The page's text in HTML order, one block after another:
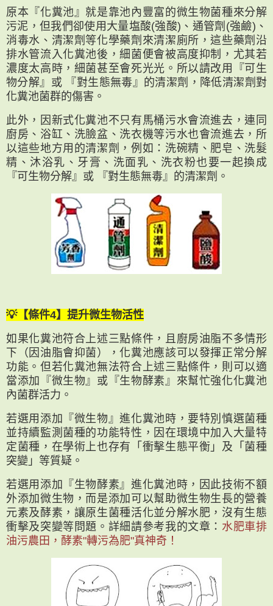
原本『化糞池』就是靠池內豐富的微生物菌種來分解
污泥，但我們卻使用大量塩酸(強酸)、通管劑(強鹼)、
消毒水、清潔劑等化學藥劑來清潔廁所，這些藥劑沿
排水管流入化糞池後，細菌便會被高度抑制，尤其若
濃度太高時，細菌甚至會死光光。所以請改用『可生
物分解』或 『對生態無毒』的清潔劑，降低清潔劑對
化糞池菌群的傷害。
此外，因新式化糞池不只有馬桶污水會流進去，連同
廚房、浴缸、洗臉盆、洗衣機等污水也會流進去，所
以這些地方用的清潔劑，例如：洗碗精、肥皂、洗髮
精、沐浴乳、牙膏、洗面乳、洗衣粉也要一起換成
『可生物分解』或 『對生態無毒』的清潔劑。
💡【條件4】提升微生物活性
如果化糞池符合上述三點條件，且廚房油脂不多情形
下（因油脂會抑菌），化糞池應該可以發揮正常分解
功能。但若化糞池無法符合上述三點條件，則可以適
當添加『微生物』或『生物酵素』來幫忙強化化糞池
內菌群活力。
若選用添加『微生物』進化糞池時，要特別慎選菌種
並持續監測菌種的功能特性，因在環境中加入大量特
定菌種，在學術上也存有「衝擊生態平衡」及「菌種
突變」等質疑。
若選用添加『生物酵素』進化糞池時，因此技術不額
外添加微生物，而是添加可以幫助微生物生長的營養
元素及酵素，讓原生菌種活化並分解水肥，沒有生態
衝擊及突變等問題。詳細請參考我的文章： 水肥車排
油污農田，酵素"轉污為肥"真神奇！